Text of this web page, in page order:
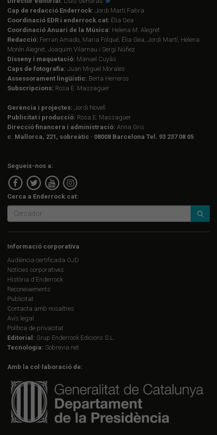
Cap de redacció Enderrock: Jordi Martí Fabra
Coordinació EDR i enderrock.cat: Èlia Gea
Coordinació Anuari de la Música: Helena M. Alegret
Redacció: Ferran Amado, Maria Folqué, Èlia Gea, Jordi Martí, Helena
Morén Alegret, Joaquim Vilarnau i Sergi Núñez
Disseny i maquetació: Manuel Cuyàs
Caps de fotografia: Juan Miguel Morales
Assessorament lingüístic: Berta Herreros
Subscripcions: Rosa E. Massaguer
Gerència i projectes: Jordi Novell
Publicitat i producció: Rosa E. Massaguer
Direcció financera i administració: Anna Gris
c. Mallorca, 221, sobreàtic · 08008 Barcelona Tel. 93 237 08 05
Segueix-nos a:
Cerca a Enderrock.cat:
Informació corporativa
Audiència certificada OJD
Notícies corporatives
Història d'Enderrock
Reconeixements
Publicitat
Contacta amb nosaltres
Avís legal
Política de privacitat
Editorial: Grup Enderrock Edicions S.L.
Tecnologia: Sobrevia.net
Amb la col·laboració de: